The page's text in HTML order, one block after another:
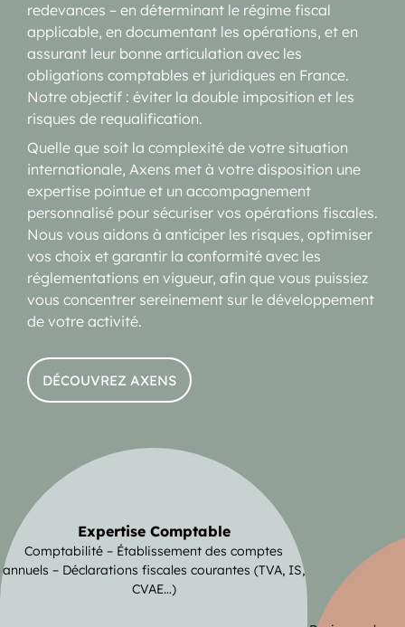
redevances – en déterminant le régime fiscal
applicable, en documentant les opérations, et en
assurant leur bonne articulation avec les
obligations comptables et juridiques en France.
Notre objectif : éviter la double imposition et les
risques de requalification.
Quelle que soit la complexité de votre situation
internationale, Axens met à votre disposition une
expertise pointue et un accompagnement
personnalisé pour sécuriser vos opérations fiscales.
Nous vous aidons à anticiper les risques, optimiser
vos choix et garantir la conformité avec les
réglementations en vigueur, afin que vous puissiez
vous concentrer sereinement sur le développement
de votre activité.
DÉCOUVREZ AXENS
Expertise Comptable
Comptabilité – Établissement des comptes
annuels – Déclarations fiscales courantes (TVA, IS,
CVAE…)